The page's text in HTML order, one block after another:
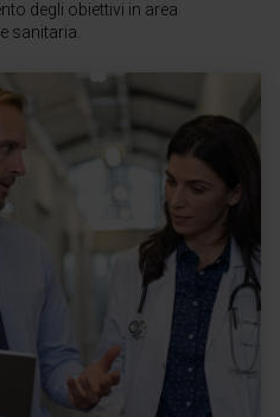
degli obiettivi in area
sanitaria.